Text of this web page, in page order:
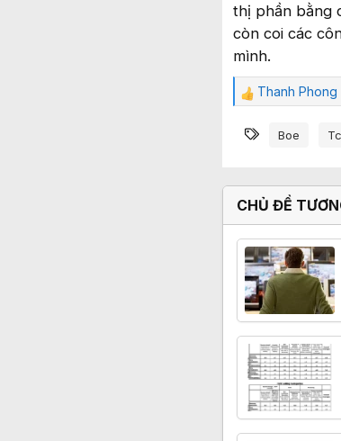
thị phần bằng
còn coi các
mình.
C
m
c
:
Thanh Phong
Từ khóa
Boe
CHỦ ĐỀ